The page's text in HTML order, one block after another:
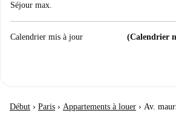
Séjour max.
Calendrier mis à jour (Calendrier
Début › Paris › Appartements à louer › Av.